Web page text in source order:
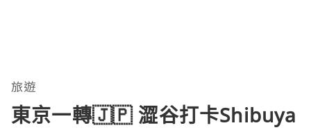
旅遊
東京一轉🇯🇵 澀谷打卡Shibuya